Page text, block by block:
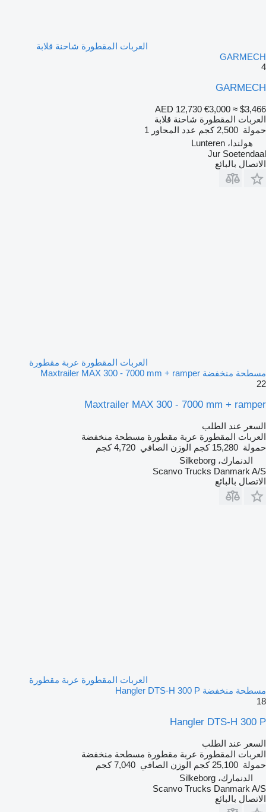
العربات المقطورة شاحنة قلابة
GARMECH
4
GARMECH
AED 12,730 €3,000 ≈ $3,466
العربات المقطورة شاحنة قلابة
حمولة 2,500 كجم عدد المحاور 1
هولندا، Lunteren
Jur Soetendaal
الاتصال بالبائع
العربات المقطورة عربة مقطورة
مسطحة منخفضة Maxtrailer MAX 300 - 7000 mm + ramper
22
Maxtrailer MAX 300 - 7000 mm + ramper
السعر عند الطلب
العربات المقطورة عربة مقطورة مسطحة منخفضة
حمولة 15,280 كجم الوزن الصافي 4,720 كجم
الدنمارك، Silkeborg
Scanvo Trucks Danmark A/S
الاتصال بالبائع
العربات المقطورة عربة مقطورة
مسطحة منخفضة Hangler DTS-H 300 P
18
Hangler DTS-H 300 P
السعر عند الطلب
العربات المقطورة عربة مقطورة مسطحة منخفضة
حمولة 25,100 كجم الوزن الصافي 7,040 كجم
الدنمارك، Silkeborg
Scanvo Trucks Danmark A/S
الاتصال بالبائع